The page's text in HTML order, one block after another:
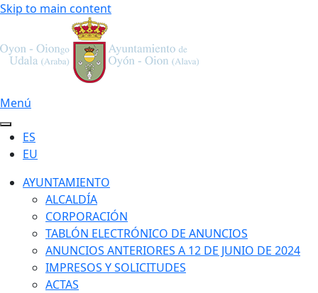
Skip to main content
Menú
ES
EU
AYUNTAMIENTO
ALCALDÍA
CORPORACIÓN
TABLÓN ELECTRÓNICO DE ANUNCIOS
ANUNCIOS ANTERIORES A 12 DE JUNIO DE 2024
IMPRESOS Y SOLICITUDES
ACTAS